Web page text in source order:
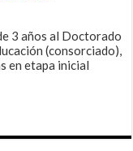
3 años al Doctorado
(consorciado),
en etapa inicial